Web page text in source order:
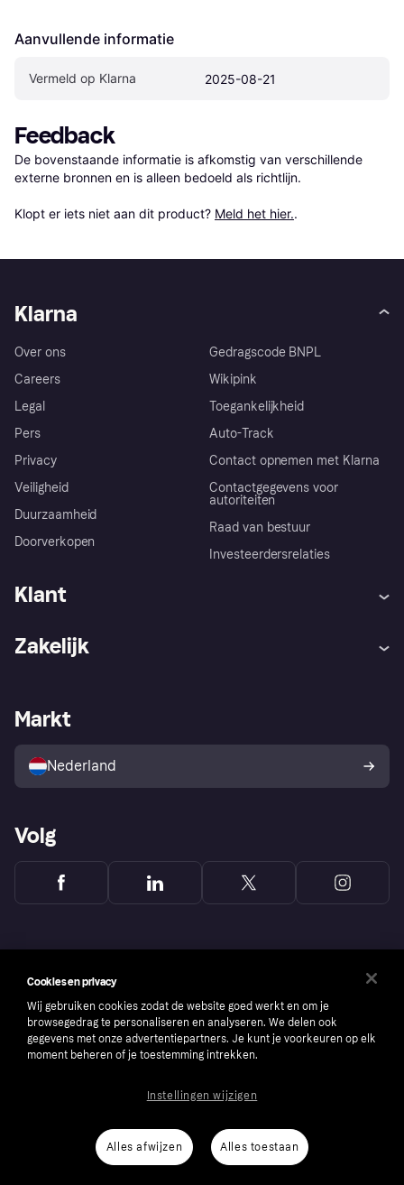
Aanvullende informatie
Vermeld op Klarna 2025-08-21
Feedback
De bovenstaande informatie is afkomstig van verschillende
externe bronnen en is alleen bedoeld als richtlijn.
Klopt er iets niet aan dit product? Meld het hier..
Klarna
Over ons
Careers
Legal
Pers
Privacy
Veiligheid
Duurzaamheid
Doorverkopen
Gedragscode BNPL
Wikipink
Toegankelijkheid
Auto-Track
Contact opnemen met Klarna
Contactgegevens voor
autoriteiten
Raad van bestuur
Investeerdersrelaties
Klant
Winkeloverzicht
Kopersbescherming voor
consumenten
Zakelijk
Zakelijke login
Markt
Nederland
Volg
number: 556737-0431
Cookies Klarna.com
Cookies en privacy
Wij gebruiken cookies zodat de website goed werkt en om je
browsegedrag te personaliseren en analyseren. We delen ook
gegevens met onze advertentiepartners. Je kunt je voorkeuren op elk
moment beheren of je toestemming intrekken.
Alles afwijzen Alles toestaan
Instellingen wijzigen